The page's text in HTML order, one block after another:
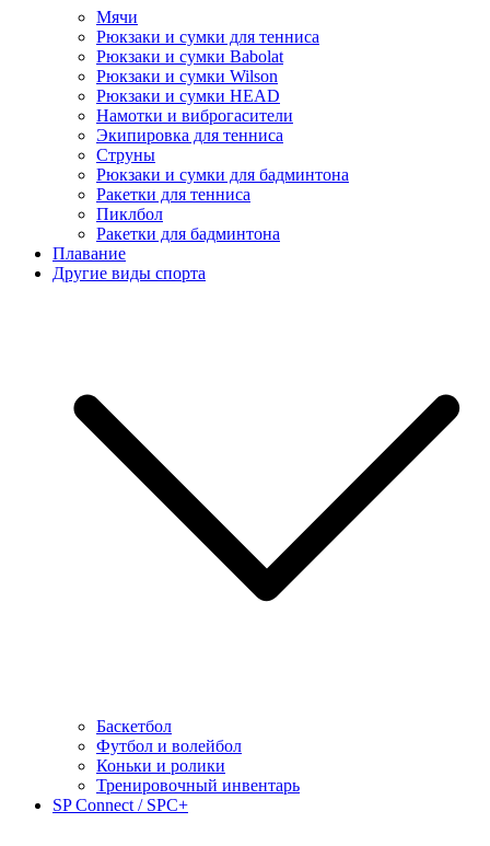
Мячи
Рюкзаки и сумки для тенниса
Рюкзаки и сумки Babolat
Рюкзаки и сумки Wilson
Рюкзаки и сумки HEAD
Намотки и виброгасители
Экипировка для тенниса
Струны
Рюкзаки и сумки для бадминтона
Ракетки для тенниса
Пиклбол
Ракетки для бадминтона
Плавание
Другие виды спорта
Баскетбол
Футбол и волейбол
Коньки и ролики
Тренировочный инвентарь
SP Connect / SPC+